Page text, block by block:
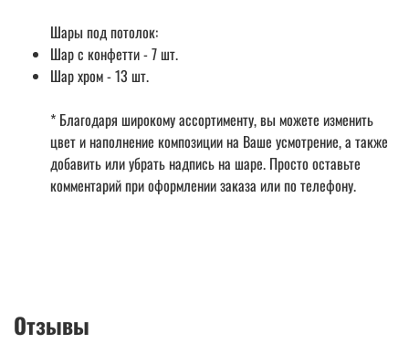
Шары под потолок:
Шар с конфетти - 7 шт.
Шар хром - 13 шт.
* Благодаря широкому ассортименту, вы можете изменить
цвет и наполнение композиции на Ваше усмотрение, а также
добавить или убрать надпись на шаре. Просто оставьте
комментарий при оформлении заказа или по телефону.
Отзывы